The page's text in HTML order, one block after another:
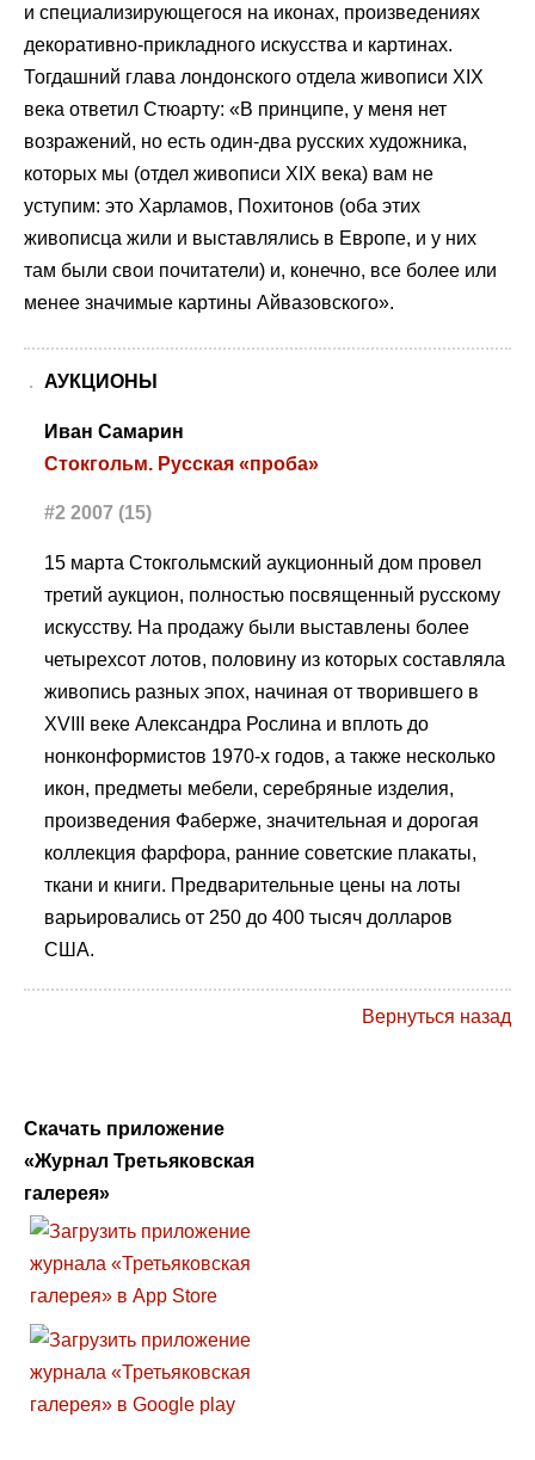
и специализирующегося на иконах, произведениях
декоративно-прикладного искусства и картинах.
Тогдашний глава лондонского отдела живописи XIX
века ответил Стюарту: «В принципе, у меня нет
возражений, но есть один-два русских художника,
которых мы (отдел живописи XIX века) вам не
уступим: это Харламов, Похитонов (оба этих
живописца жили и выставлялись в Европе, и у них
там были свои почитатели) и, конечно, все более или
менее значимые картины Айвазовского».
АУКЦИОНЫ
Иван Самарин
Стокгольм. Русская «проба»
#2 2007 (15)
15 марта Стокгольмский аукционный дом провел
третий аукцион, полностью посвященный русскому
искусству. На продажу были выставлены более
четырехсот лотов, половину из которых составляла
живопись разных эпох, начиная от творившего в
XVIII веке Александра Рослина и вплоть до
нонконформистов 1970-х годов, а также несколько
икон, предметы мебели, серебряные изделия,
произведения Фаберже, значительная и дорогая
коллекция фарфора, ранние советские плакаты,
ткани и книги. Предварительные цены на лоты
варьировались от 250 до 400 тысяч долларов
США.
Вернуться назад
Скачать приложение
«Журнал Третьяковская
галерея»